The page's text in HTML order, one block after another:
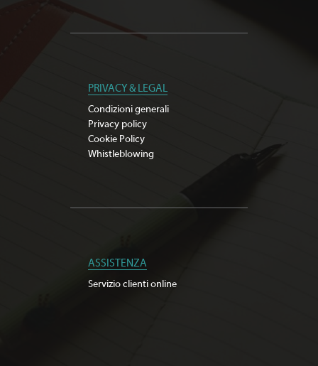
PRIVACY & LEGAL
Condizioni generali
Privacy policy
Cookie Policy
Whistleblowing
ASSISTENZA
Servizio clienti online